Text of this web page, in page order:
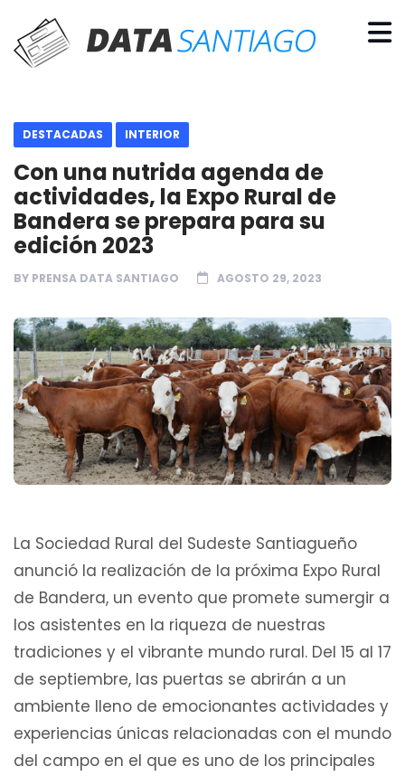
DESTACADAS INTERIOR
Con una nutrida agenda de
actividades, la Expo Rural de
Bandera se prepara para su
edición 2023
BY PRENSA DATA SANTIAGO AGOSTO 29, 2023
La Sociedad Rural del Sudeste Santiagueño
anunció la realización de la próxima Expo Rural
de Bandera, un evento que promete sumergir a
los asistentes en la riqueza de nuestras
tradiciones y el vibrante mundo rural. Del 15 al 17
de septiembre, las puertas se abrirán a un
ambiente lleno de emocionantes actividades y
experiencias únicas relacionadas con el mundo
del campo en el que es uno de los principales